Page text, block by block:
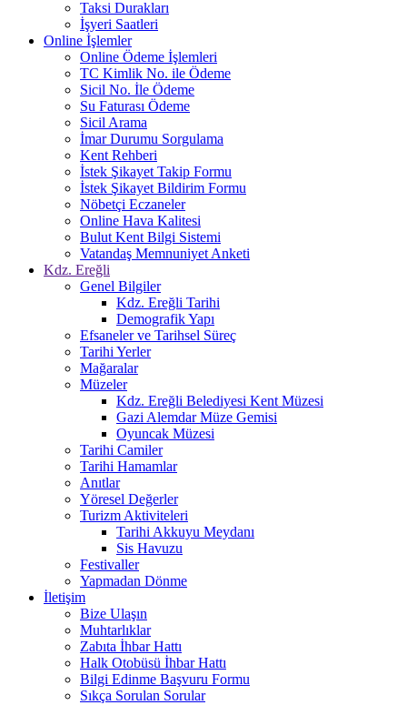
Taksi Durakları
İşyeri Saatleri
Online İşlemler
Online Ödeme İşlemleri
TC Kimlik No. ile Ödeme
Sicil No. İle Ödeme
Su Faturası Ödeme
Sicil Arama
İmar Durumu Sorgulama
Kent Rehberi
İstek Şikayet Takip Formu
İstek Şikayet Bildirim Formu
Nöbetçi Eczaneler
Online Hava Kalitesi
Bulut Kent Bilgi Sistemi
Vatandaş Memnuniyet Anketi
Kdz. Ereğli
Genel Bilgiler
Kdz. Ereğli Tarihi
Demografik Yapı
Efsaneler ve Tarihsel Süreç
Tarihi Yerler
Mağaralar
Müzeler
Kdz. Ereğli Belediyesi Kent Müzesi
Gazi Alemdar Müze Gemisi
Oyuncak Müzesi
Tarihi Camiler
Tarihi Hamamlar
Anıtlar
Yöresel Değerler
Turizm Aktiviteleri
Tarihi Akkuyu Meydanı
Sis Havuzu
Festivaller
Yapmadan Dönme
İletişim
Bize Ulaşın
Muhtarlıklar
Zabıta İhbar Hattı
Halk Otobüsü İhbar Hattı
Bilgi Edinme Başvuru Formu
Sıkça Sorulan Sorular